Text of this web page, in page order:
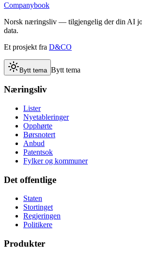
Companybook
Norsk næringsliv — tilgjengelig der din AI
data.
Et prosjekt fra D&CO
Bytt tema Bytt tema
Næringsliv
Lister
Nyetableringer
Opphørte
Børsnotert
Anbud
Patentsok
Fylker og kommuner
Det offentlige
Staten
Stortinget
Regjeringen
Politikere
Produkter